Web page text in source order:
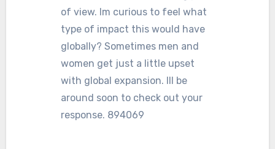
of view. Im curious to feel what
type of impact this would have
globally? Sometimes men and
women get just a little upset
with global expansion. Ill be
around soon to check out your
response. 894069